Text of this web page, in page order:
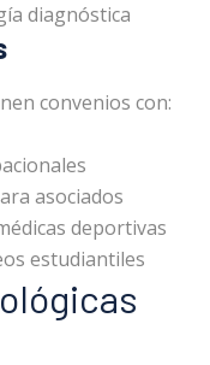
diagnóstica
convenios con:
asociados
deportivas
estudiantiles